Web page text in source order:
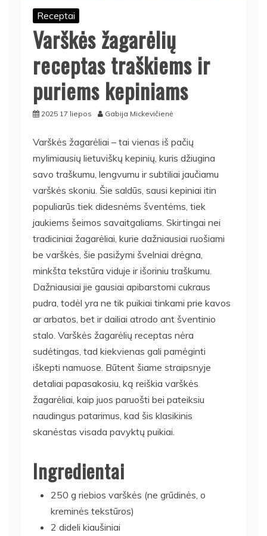
Receptai
Varškės žagarėlių
receptas traškiems ir
puriems kepiniams
2025 17 liepos Gabija Mickevičienė
Varškės žagarėliai – tai vienas iš pačių
mylimiausių lietuviškų kepinių, kuris džiugina
savo traškumu, lengvumu ir subtiliai jaučiamu
varškės skoniu. Šie saldūs, sausi kepiniai itin
populiarūs tiek didesnėms šventėms, tiek
jaukiems šeimos savaitgaliams. Skirtingai nei
tradiciniai žagarėliai, kurie dažniausiai ruošiami
be varškės, šie pasižymi švelniai drėgna,
minkšta tekstūra viduje ir išoriniu traškumu.
Dažniausiai jie gausiai apibarstomi cukraus
pudra, todėl yra ne tik puikiai tinkami prie kavos
ar arbatos, bet ir dailiai atrodo ant šventinio
stalo. Varškės žagarėlių receptas nėra
sudėtingas, tad kiekvienas gali pamėginti
iškepti namuose. Būtent šiame straipsnyje
detaliai papasakosiu, ką reiškia varškės
žagarėliai, kaip juos paruošti bei pateiksiu
naudingus patarimus, kad šis klasikinis
skanėstas visada pavyktų puikiai.
Ingredientai
250 g riebios varškės (ne grūdinės, o
kreminės tekstūros)
2 dideli kiaušiniai